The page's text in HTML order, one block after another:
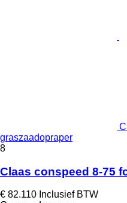
graszaadopraper
8
Claas conspeed 8-75
€ 82.110 Inclusief BTW